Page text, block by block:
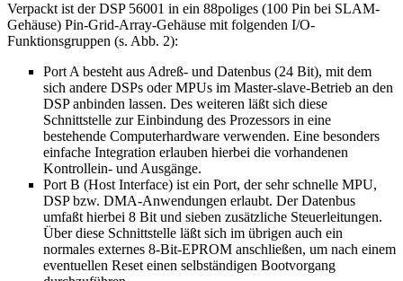
Verpackt ist der DSP 56001 in ein 88poliges (100 Pin bei SLAM-
Gehäuse) Pin-Grid-Array-Gehäuse mit folgenden I/O-
Funktionsgruppen (s. Abb. 2):
Port A besteht aus Adreß- und Datenbus (24 Bit), mit dem
sich andere DSPs oder MPUs im Master-slave-Betrieb an den
DSP anbinden lassen. Des weiteren läßt sich diese
Schnittstelle zur Einbindung des Prozessors in eine
bestehende Computerhardware verwenden. Eine besonders
einfache Integration erlauben hierbei die vorhandenen
Kontrollein- und Ausgänge.
Port B (Host Interface) ist ein Port, der sehr schnelle MPU,
DSP bzw. DMA-Anwendungen erlaubt. Der Datenbus
umfaßt hierbei 8 Bit und sieben zusätzliche Steuerleitungen.
Über diese Schnittstelle läßt sich im übrigen auch ein
normales externes 8-Bit-EPROM anschließen, um nach einem
eventuellen Reset einen selbständigen Bootvorgang